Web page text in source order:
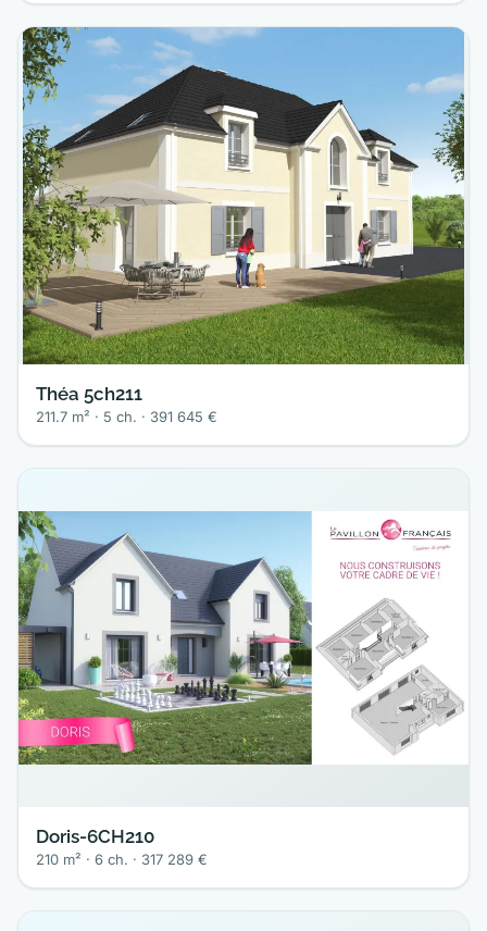
Théa 5ch211
211.7 m² · 5 ch. · 391 645 €
Doris-6CH210
210 m² · 6 ch. · 317 289 €